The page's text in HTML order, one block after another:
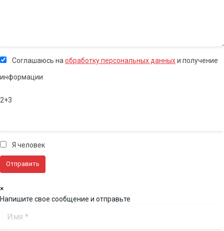
Соглашаюсь на обработку персональных данныхи получение
информации
2+3
Я человек
×
Напишите свое сообщение и отправьте